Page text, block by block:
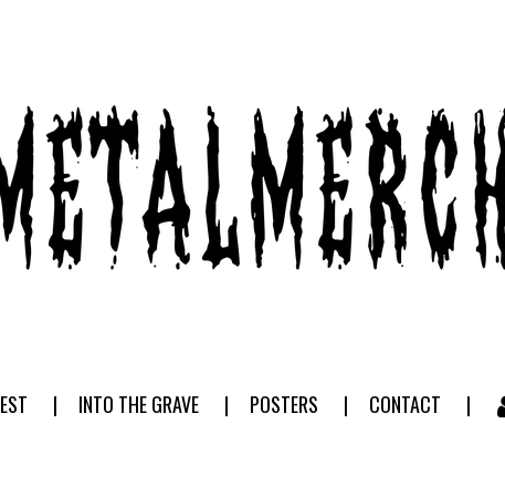
INTO THE GRAVE POSTERS CONTACT